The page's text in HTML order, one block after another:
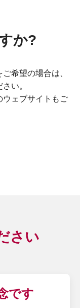
か?
希望の場合は、
い。
ウェブサイトもご
さい
です